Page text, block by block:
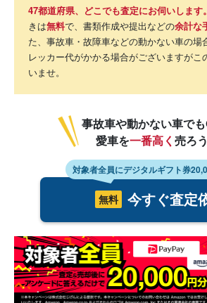
47都道府県、どこでも査定にお伺いします。
きは無料で、書類作成や提出などの余計な
た、事故車・故障車などの動かない車の場
レッカー代がかかる場合がございますがこ
いませ。
事故車や動かない車でも
愛車を一番高く 売ろ
対象者全員にデジタルギフト券
無料 今すぐ査定